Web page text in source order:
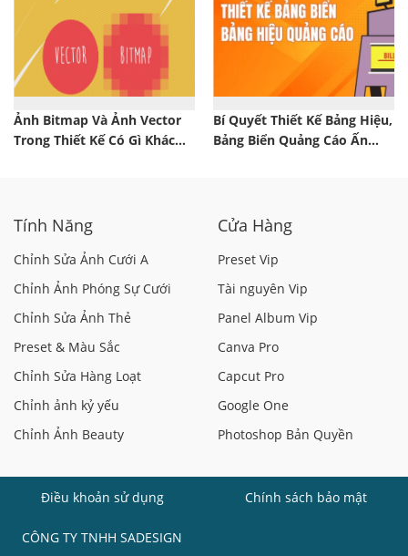
Ảnh Bitmap Và Ảnh Vector
Trong Thiết Kế Có Gì Khác
Bí Quyết Thiết Kế Bảng Hiệu,
Bảng Biển Quảng Cáo Ấn
Tính Năng
Chỉnh Sửa Ảnh Cưới A
Chỉnh Ảnh Phóng Sự Cưới
Chỉnh Sửa Ảnh Thẻ
Preset & Màu Sắc
Chỉnh Sửa Hàng Loạt
Chỉnh ảnh kỷ yếu
Chỉnh Ảnh Beauty
Cửa Hàng
Preset Vip
Tài nguyên Vip
Panel Album Vip
Canva Pro
Capcut Pro
Google One
Photoshop Bản Quyền
Điều khoản sử dụng Chính sách bảo mật
CÔNG TY TNHH SADESIGN